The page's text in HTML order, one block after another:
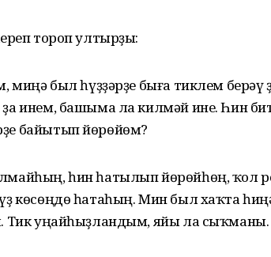
тороп ултырҙы:
миңә был һүҙҙәрҙе быға тиклем берәү
инем, башыма ла килмәй ине. Һин
байытып йөрөйөм?
һин һатылып йөрөйһөң, ҡол
көсөңдө һатаһың. Мин был хаҡта
Тик уңайһыҙландым, яйы ла сыҡманы.